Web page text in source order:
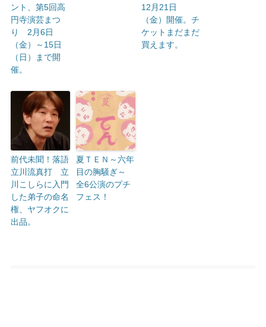
ント、第5回高
円寺演芸まつ
り 2月6日
（金）～15日
（日）まで開
催。
12月21日
（金）開催。チ
ケットまだまだ
買えます。
前代未聞！落語
立川流真打 立
川こしらに入門
した弟子の命名
権、ヤフオクに
出品。
夏ＴＥＮ～六年
目の胸騒ぎ～
全6公演のプチ
フェス！